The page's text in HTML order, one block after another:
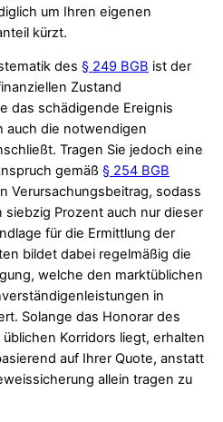
um Ihren eigenen
kürzt.
des § 249 BGB ist der
Zustand
das schädigende Ereignis
auch die notwendigen
Tragen Sie jedoch eine
gemäß § 254 BGB
Verursachungsbeitrag, sodass
Prozent auch nur dieser
für die Ermittlung der
bildet dabei regelmäßig die
welche den marktüblichen
in
Solange das Honorar des
Korridors liegt, erhalten
auf Ihrer Quote, anstatt
allein tragen zu